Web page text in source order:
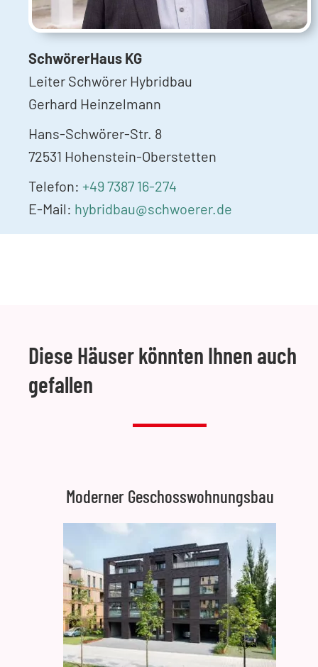
SchwörerHaus KG
Leiter Schwörer Hybridbau
Gerhard Heinzelmann
Hans-Schwörer-Str. 8
72531 Hohenstein-Oberstetten
Telefon: +49 7387 16-274
E-Mail: hybridbau@schwoerer.de
Diese Häuser könnten Ihnen auch
gefallen
Moderner Geschosswohnungsbau